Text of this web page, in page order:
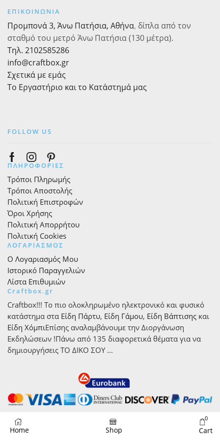
Κορδόνι
ποσότητα
ΕΠΙΚΟΙΝΩΝΙΑ
Προμπονά 3, Άνω Πατήσια, Αθήνα, δίπλα από τον
σταθμό του μετρό Άνω Πατήσια (130 μέτρα).
Τηλ. 2102585286
info@craftbox.gr
Σχετικά με εμάς
Το Εργαστήριο και το Κατάστημά μας
FOLLOW US
Facebook
Instagram
Pinterest
ΠΛΗΡΟΦΟΡΙΕΣ
Τρόποι Πληρωμής
Τρόποι Αποστολής
Πολιτική Επιστροφών
Όροι Χρήσης
Πολιτική Απορρήτου
Πολιτική Cookies
ΛΟΓΑΡΙΑΣΜΟΣ
Ο Λογαριασμός Μου
Ιστορικό Παραγγελιών
Λίστα Επιθυμιών
Craftbox.gr
Craftbox!!! Το πιο ολοκληρωμένο ηλεκτρονικό και φυσικό
κατάστημα στα Είδη Πάρτυ, Είδη Γάμου, Είδη Βάπτισης και
Είδη ΧόμπιΕπίσης αναλαμβάνουμε την Διοργάνωση
Εκδηλώσεων !Πάνω από 135 διαφορετικά θέματα για να
δημιουργήσεις ΤΟ ΔΙΚΟ ΣΟΥ ...
Home Shop
0
Cart